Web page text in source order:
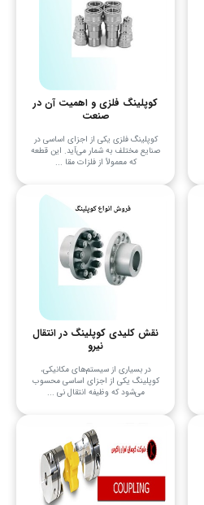
کوپلینگ فلزی و اهمیت آن در
صنعت
کوپلینگ فلزی یکی از اجزای اساسی در
صنایع مختلف به شمار می‌آید. این قطعه
که معمولاً از فلزات مقا ...
نقش کلیدی کوپلینگ در انتقال
نیرو
در بسیاری از سیستم‌های مکانیکی،
کوپلینگ یکی از اجزای اساسی محسوب
می‌شود که وظیفه انتقال نی ...